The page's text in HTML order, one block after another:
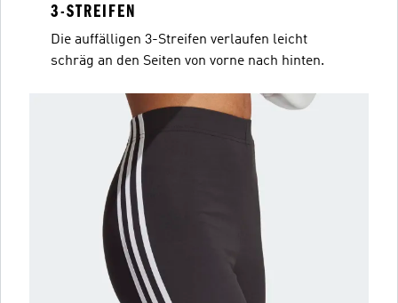
3-STREIFEN
Die auffälligen 3-Streifen verlaufen leicht
schräg an den Seiten von vorne nach hinten.